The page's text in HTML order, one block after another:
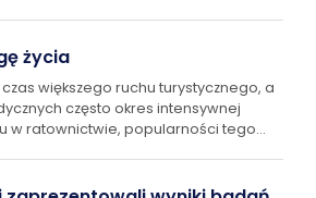
życia
większego ruchu turystycznego, a
często okres intensywnej
w ratownictwie, popularności tego